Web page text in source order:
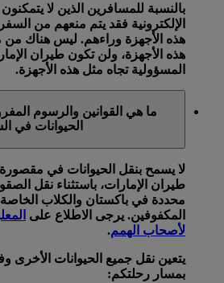
بالنسبة للمسافرين الذين لا
الإلكترونية فقد يتم منعهم من
هذه الأجهزة وراءهم. ليس هناك
هذه الأجهزة، ولن تكون طيران
المسؤولية تجاه مثل هذه الأجهزة.
ما هي القوانين والرسوم
الحيوانات في السفر؟
لا يسمح بنقل الحيوانات في
طيران الإمارات، باستثناء نقل
محددة في باكستان والكلاب
المكفوفين. يرجى الاطلاع على
لأصحاب الهمم.
يتعين نقل جميع الحيوانات الأخرى
بمسار رحلتكم: